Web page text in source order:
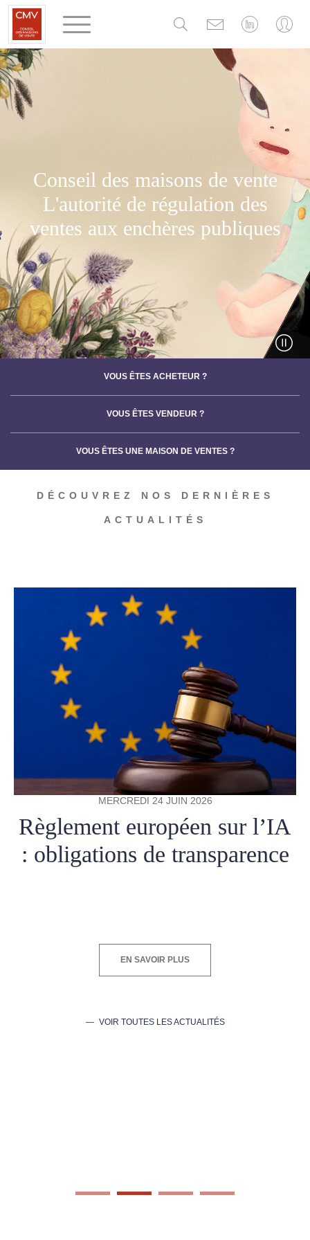
Conseil des maisons de vente
L'autorité de régulation des
ventes aux enchères publiques
VOUS ÊTES ACHETEUR ?
VOUS ÊTES VENDEUR ?
VOUS ÊTES UNE MAISON DE VENTES ?
DÉCOUVREZ NOS DERNIÈRES
ACTUALITÉS
MERCREDI 24 JUIN 2026
Règlement européen sur l’IA
: obligations de transparence
EN SAVOIR PLUS
VOIR TOUTES LES ACTUALITÉS
Panneau de gestion des cookies